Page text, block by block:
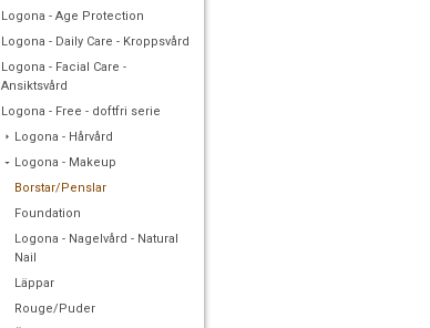
Logona - Age Protection
Logona - Daily Care - Kroppsvård
Logona - Facial Care -
Ansiktsvård
Logona - Free - doftfri serie
Logona - Hårvård
Logona - Makeup
Borstar/Penslar
Foundation
Logona - Nagelvård - Natural
Nail
Läppar
Rouge/Puder